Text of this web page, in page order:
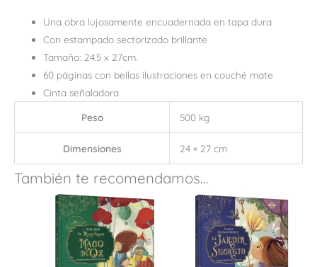
Una obra lujosamente encuadernada en tapa dura
Con estampado sectorizado brillante
Tamaño: 24.5 x 27cm.
60 páginas con bellas ilustraciones en couché mate
Cinta señaladora
Peso 500 kg
Dimensiones 24 × 27 cm
También te recomendamos…